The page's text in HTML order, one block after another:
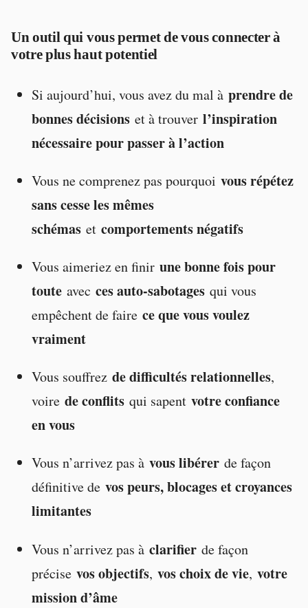
Un outil qui vous permet de vous connecter à
votre plus haut potentiel
Si aujourd’hui, vous avez du mal àprendre de
bonnes décisions et à trouverl’inspiration
nécessaire pour passer à l’action
Vous ne comprenez pas pourquoivous répétez
sans cesse les mêmes
schémas etcomportements négatifs
Vous aimeriez en finirune bonne fois pour
toute avecces auto-sabotages qui vous
empêchent de fairece que vous voulez
vraiment
Vous souffrezde difficultés relationnelles,
voirede conflits qui sapentvotre confiance
en vous
Vous n’arrivez pas àvous libérer de façon
définitive devos peurs, blocages et croyances
limitantes
Vous n’arrivez pas àclarifier de façon
précisevos objectifs,vos choix de vie,votre
mission d’âme